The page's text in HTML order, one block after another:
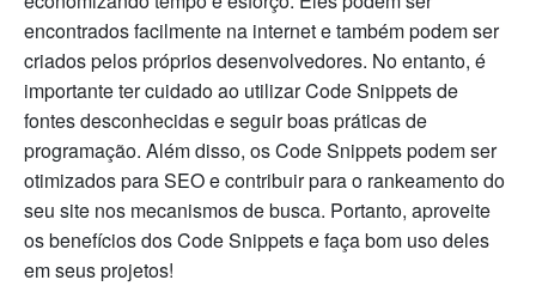
encontrados facilmente na internet e também podem ser
criados pelos próprios desenvolvedores. No entanto, é
importante ter cuidado ao utilizar Code Snippets de
fontes desconhecidas e seguir boas práticas de
programação. Além disso, os Code Snippets podem ser
otimizados para SEO e contribuir para o rankeamento do
seu site nos mecanismos de busca. Portanto, aproveite
os benefícios dos Code Snippets e faça bom uso deles
em seus projetos!